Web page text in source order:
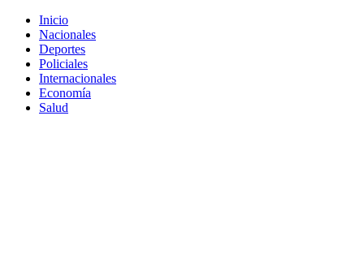
Inicio
Nacionales
Deportes
Policiales
Internacionales
Economía
Salud